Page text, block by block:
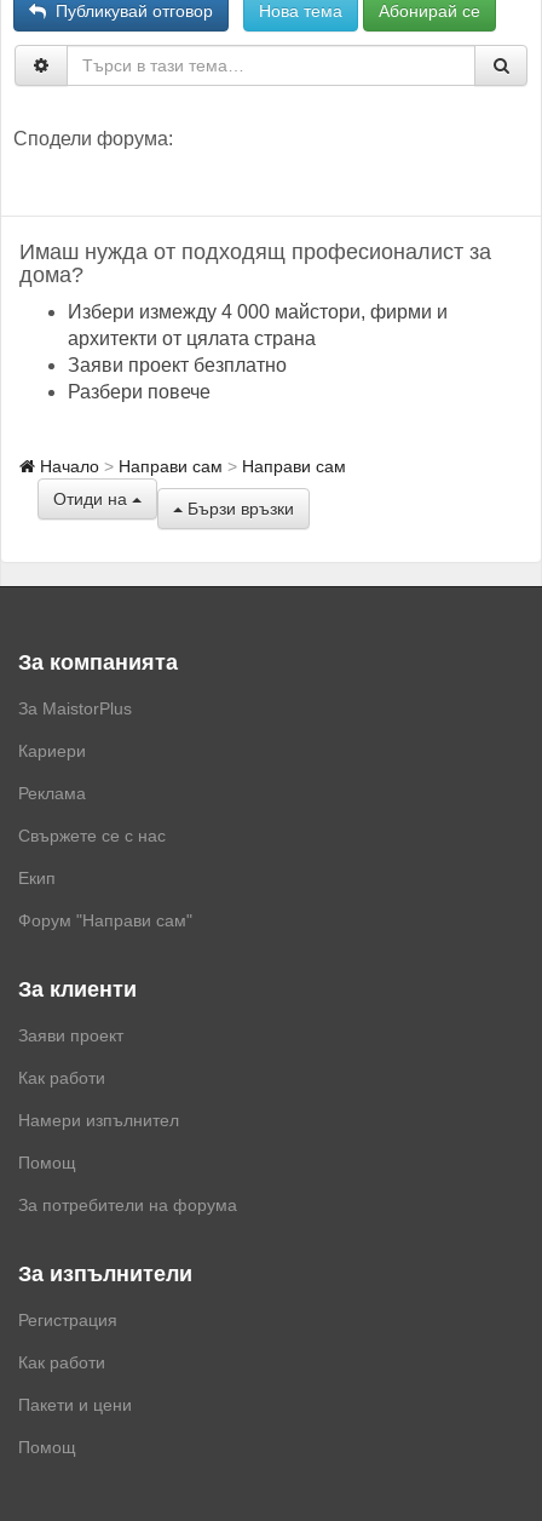
Публикувай отговор Нова тема Абонирай се
Сподели форума:
Имаш нужда от подходящ професионалист за
дома?
Избери измежду 4 000 майстори, фирми и
архитекти от цялата страна
Заяви проект безплатно
Разбери повече
Начало Направи сам
Направи сам
Отиди на
Бързи връзки
За компанията
За MaistorPlus
Кариери
Реклама
Свържете се с нас
Екип
Форум "Направи сам"
За клиенти
Заяви проект
Как работи
Намери изпълнител
Помощ
За потребители на форума
За изпълнители
Регистрация
Как работи
Пакети и цени
Помощ